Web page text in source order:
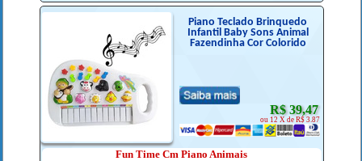
Piano Teclado Brinquedo
Infantil Baby Sons Animal
Fazendinha Cor Colorido
R$ 39,47
ou 12 X de R$ 3.87
Fun Time Cm Piano Animais